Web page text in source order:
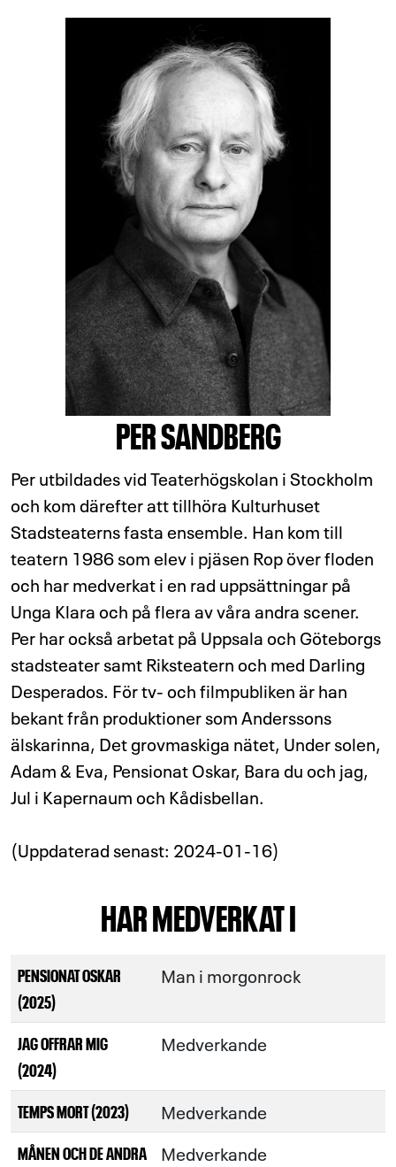
PER SANDBERG
Per utbildades vid Teaterhögskolan i Stockholm
och kom därefter att tillhöra Kulturhuset
Stadsteaterns fasta ensemble. Han kom till
teatern 1986 som elev i pjäsen Rop över floden
och har medverkat i en rad uppsättningar på
Unga Klara och på flera av våra andra scener.
Per har också arbetat på Uppsala och Göteborgs
stadsteater samt Riksteatern och med Darling
Desperados. För tv- och filmpubliken är han
bekant från produktioner som Anderssons
älskarinna, Det grovmaskiga nätet, Under solen,
Adam & Eva, Pensionat Oskar, Bara du och jag,
Jul i Kapernaum och Kådisbellan.
(Uppdaterad senast: 2024-01-16)
HAR MEDVERKAT I
PENSIONAT OSKAR
(2025)
Man i morgonrock
JAG OFFRAR MIG
(2024)
Medverkande
TEMPS MORT (2023) Medverkande
MÅNEN OCH DE ANDRA
Medverkande